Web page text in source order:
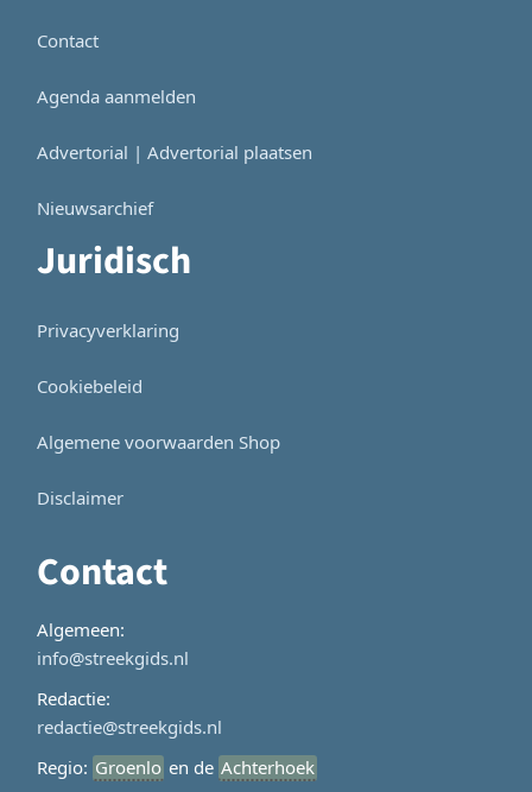
Contact
Agenda aanmelden
Advertorial | Advertorial plaatsen
Nieuwsarchief
Juridisch
Privacyverklaring
Cookiebeleid
Algemene voorwaarden Shop
Disclaimer
Contact
Algemeen:
info@streekgids.nl
Redactie:
redactie@streekgids.nl
Regio: Groenlo en de Achterhoek